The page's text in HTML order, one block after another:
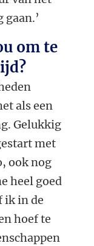
gaan.’
om te
als een
Gelukkig
met
ook nog
heel goed
ik in de
hoef te